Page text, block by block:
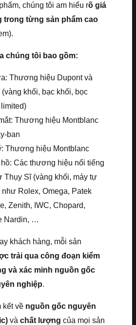
chúng tôi am hiểu rõ giá
trong từng sản phẩm cao
chúng tôi bao gồm:
Thương hiệu Dupont và
khối, bạc khối, bọc
Thương hiệu Montblanc
ban
Thương hiệu Montblanc
Các thương hiệu nổi tiếng
Thụy Sĩ (vàng khối, máy tự
như Rolex, Omega, Patek
Zenith, IWC, Chopard,
Nardin, …
khách hàng, mỗi sản
trải qua công đoạn kiểm
và xác minh nguồn gốc
nghiệp.
kết về nguồn gốc nguyên
và chất lượng của mọi sản